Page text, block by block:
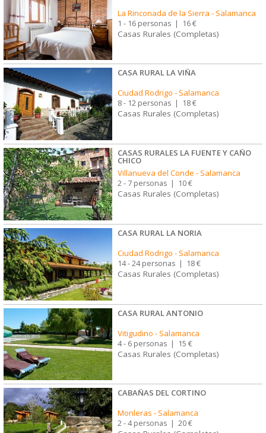
La Rinconada de la Sierra - Salamanca
1 - 16 personas | 16 €
Casas Rurales (Completas)
CASA RURAL LA VIÑA
Ciudad Rodrigo - Salamanca
8 - 12 personas | 18 €
Casas Rurales (Completas)
CASAS RURALES LA FUENTE Y CAÑO
CHICO
Villanueva del Conde - Salamanca
2 - 7 personas | 10 €
Casas Rurales (Completas)
CASA RURAL LA NORIA
Ciudad Rodrigo - Salamanca
14 - 24 personas | 18 €
Casas Rurales (Completas)
CASA RURAL ANTONIO
Vitigudino - Salamanca
4 - 6 personas | 15 €
Casas Rurales (Completas)
CABAÑAS DEL CORTINO
Monleras - Salamanca
2 - 4 personas | 20 €